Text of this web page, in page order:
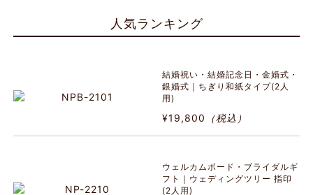
人気ランキング
結婚祝い・結婚記念日・金婚式・
銀婚式｜ちぎり和紙タイプ(2人
用)
¥19,800 （税込）
ウェルカムボード・ブライダルギ
フト｜ウェディングツリー 指印
(2人用)